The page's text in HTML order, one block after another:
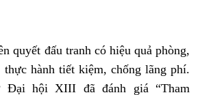
quyết đấu tranh có hiệu quả phòng,
thực hành tiết kiệm, chống lãng phí.
Đại hội XIII đã đánh giá “Tham